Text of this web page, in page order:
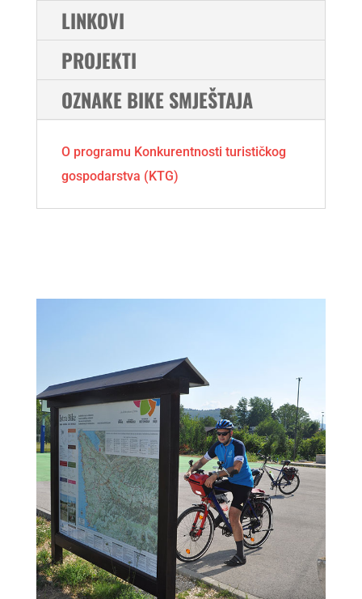
LINKOVI
PROJEKTI
OZNAKE BIKE SMJEŠTAJA
O programu Konkurentnosti turističkog
gospodarstva (KTG)